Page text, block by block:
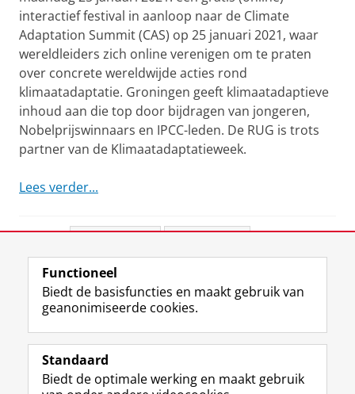
interactief festival in aanloop naar de Climate
Adaptation Summit (CAS) op 25 januari 2021, waar
wereldleiders zich online verenigen om te praten
over concrete wereldwijde acties rond
klimaatadaptatie. Groningen geeft klimaatadaptieve
inhoud aan die top door bijdragen van jongeren,
Nobelprijswinnaars en IPCC-leden. De RUG is trots
partner van de Klimaatadaptatieweek.
Lees verder...
View this page in:English
Volg de RUG
F
a
e
L
i
k
R
S
-
I
n
t
Y
o
T
Studiekiezers
Functioneel
Biedt de basisfuncties en maakt gebruik van
geanonimiseerde cookies.
Standaard
Biedt de optimale werking en maakt gebruik